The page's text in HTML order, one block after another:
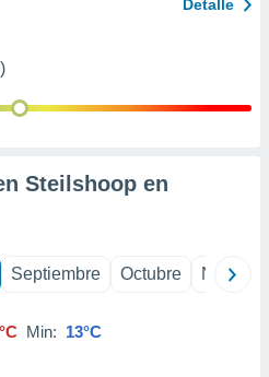
Detalle
Steilshoop en
Septiembre Octubre
Min: 13°C